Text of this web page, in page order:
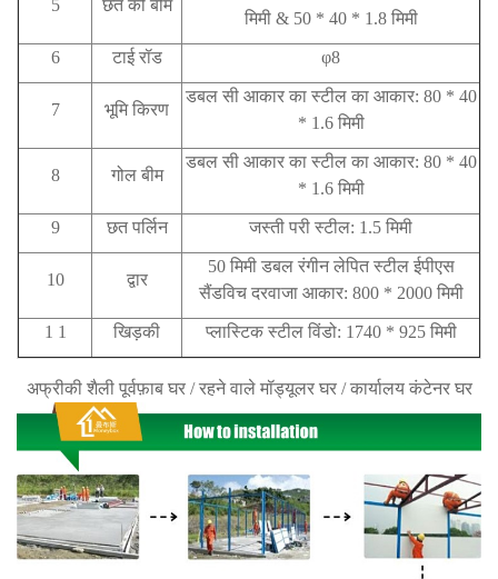
5 छत की बीम
मिमी & 50 * 40 * 1.8 मिमी
6 टाई रॉड φ8
7 भूमि किरण
डबल सी आकार का स्टील का आकार: 80 * 40
* 1.6 मिमी
8 गोल बीम
डबल सी आकार का स्टील का आकार: 80 * 40
* 1.6 मिमी
9 छत पर्लिन जस्ती परी स्टील: 1.5 मिमी
10 द्वार
50 मिमी डबल रंगीन लेपित स्टील ईपीएस
सैंडविच दरवाजा आकार: 800 * 2000 मिमी
1 1 खिड़की प्लास्टिक स्टील विंडो: 1740 * 925 मिमी
अफ्रीकी शैली पूर्वफ़ाब घर / रहने वाले मॉड्यूलर घर / कार्यालय कंटेनर घर